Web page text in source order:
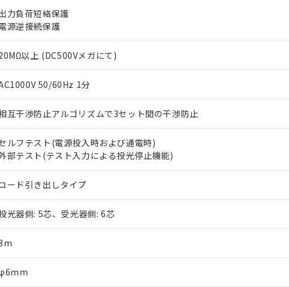
力負荷短絡保護
源逆接続保護
以上 (DC500Vメガにて)
50/60Hz 1分
互干渉防止アルゴリズムで3セット間の干渉防止
ルフテスト(電源投入時および通電時)
部テスト(テスト入力による投光停止機能)
ード引き出しタイプ
光器側: 5芯、受光器側: 6芯
スは、当社制御機器事業取扱商品の当社在庫状況および標準価格(税抜)を
。
および標準価格照会結果は、記載している更新日時点での社内データに
、閲覧された時点での実際の在庫および標準価格とは異なる場合がある
期状況および標準価格はお客様のお取引先、またはお客様担当のオムロ
にご相談ください。
御機器販売店や当社販売拠点は「販売ネットワーク
および標準価格結果を当社の事前の承諾なく第三者に漏洩または開示し
ツ機能（部品リスト作成サービス）をご利用いただくには、I-Webメンバ
があります。
の製品・サービスに関するお客様との取引・商談に必要な範囲で利用す
同利用者とは、"個人情報の共同利用に関して"
指します。
物質）：
、 水銀(Hg) 1000ppm以下、 カドミウム(Cd) 100ppm以下、
以下、ポリ臭化ビフェニル類(PBB) 1000ppm以下、ポリ臭化ジフェニルエーテル類
ルヘキシル) (DEHP)(別名：DOP) 1000ppm以下、フタル酸ブチルベンジル（BBP）
業用監視および制御機器に対する適用除外項目は除く。
替え状況などにより、予定月が前後することがあります。
書ダウンロード
明書をダウンロードすることができます。
10物質）の非含有証明書
明書（当社基準）
行日時点で非含有を証明するもので、過去に遡って非含有を証明するも
のフタル酸エステル類４物質の対応では、対応完了までの期間は出
ら備考欄に対応日を記載しておりました。
材料含有率が中国RoHSの基準値を超えていることを示します。
です。当社販売部門へお問い合わせください。
Hg(水銀) : 1000ppm、 Cd(カドミウム) : 100ppm、
1000ppm、 PBBs(ポリ臭化ビフェニル類) : 1000ppm、 PBDEs(ポリ臭化ジフェニルエーテ
チル) : 1000ppm、 DIBP(フタル酸ジイソブチル) : 1000ppm、 BBP(フタル酸ブチルベンジル
(2-エチルヘキシル)) : 1000ppm
用期限
質（10物質）のすべてが基準値以下であることを示します。
使用状況下において有害物質が外部に漏えいし、環境に深刻な影響を及
す。当社販売部門へお問い合わせください。
これら貴社製品のうち、外国為替および外国貿易法に定める商品（以下｢
出または国外への提供する場合は、日本国政府の輸出許可(または役務取
な手続きをとります。
制貨物を破棄する場合は、完全に破砕するなど、違法に輸出されないよ
使用いたしません。
貴社製品を第三者に販売する場合は、上記1、2および3の内容を当該第三
は、販売先および販売に係わる関係者が違法に輸出するおそれがある場
。
数以上の在庫あり
数には満たないが在庫あり
なし(最新の在庫状況については、お客様のお取引先、またはお客様担当
販売店・当社販売員にご確認ください)
生産機種、また在庫状況の情報を公開していない機種